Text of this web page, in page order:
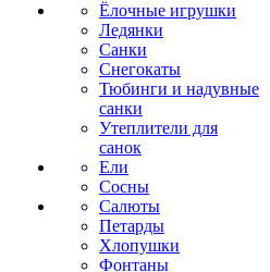
Ёлочные игрушки
Ледянки
Санки
Снегокаты
Тюбинги и надувные
санки
Утеплители для
санок
Ели
Сосны
Салюты
Петарды
Хлопушки
Фонтаны